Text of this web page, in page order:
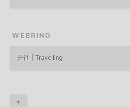
WEBRING
开往 | Travelling
↑